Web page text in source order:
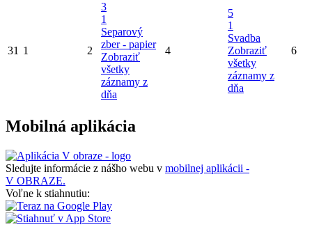
31 1 2
3
1
Separový
zber - papier
Zobraziť
všetky
záznamy z
dňa
4
5
1
Svadba
Zobraziť
všetky
záznamy z
dňa
6
Mobilná aplikácia
Sledujte informácie z nášho webu v mobilnej aplikácii -
V OBRAZE.
Voľne k stiahnutiu: